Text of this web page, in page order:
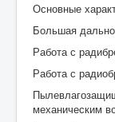
Основные
Большая
Работа с
Работа с
механическим